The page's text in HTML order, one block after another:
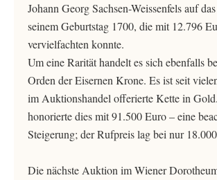
Johann Georg Sachsen-Weissenfels auf
seinem Geburtstag 1700, die mit 12.796
vervielfachten konnte.
Um eine Rarität handelt es sich ebenfalls
Orden der Eisernen Krone. Es ist seit
im Auktionshandel offerierte Kette in
honorierte dies mit 91.500 Euro – eine
Steigerung; der Rufpreis lag bei nur
Die nächste Auktion im Wiener